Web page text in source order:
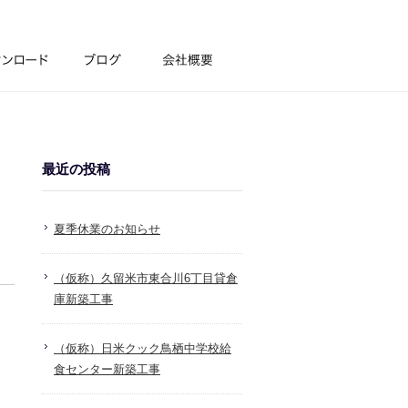
最近の投稿
夏季休業のお知らせ
（仮称）久留米市東合川6丁目貸倉
庫新築工事
（仮称）日米クック鳥栖中学校給
食センター新築工事